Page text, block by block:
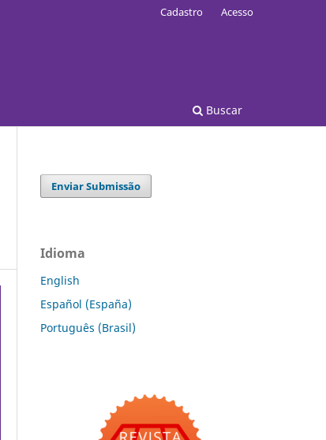
Buscar
Cadastro Acesso
Enviar Submissão
Idioma
English
Español (España)
Português (Brasil)